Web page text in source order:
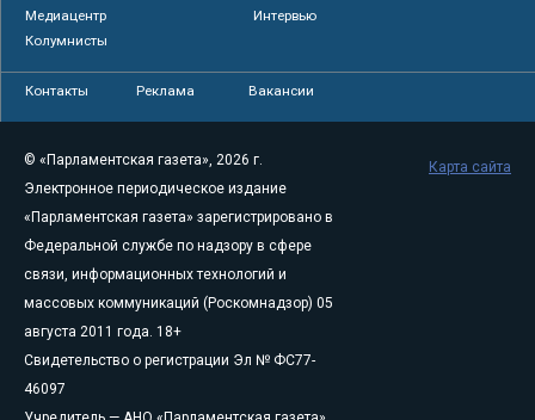
Медиацентр
Интервью
Колумнисты
Контакты Реклама Вакансии
© «Парламентская газета», 2026 г.
Электронное периодическое издание
«Парламентская газета» зарегистрировано в
Федеральной службе по надзору в сфере
связи, информационных технологий и
массовых коммуникаций (Роскомнадзор) 05
августа 2011 года. 18+
Свидетельство о регистрации Эл № ФС77-
46097
Карта сайта